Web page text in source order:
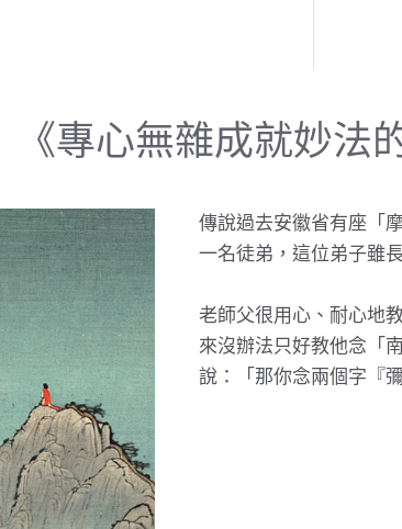
《專心無雜成就妙法
傳說過去安徽省有座「
一名徒弟，這位弟子雖
老師父很用心、耐心地
來沒辦法只好教他念「
說：「那你念兩個字『